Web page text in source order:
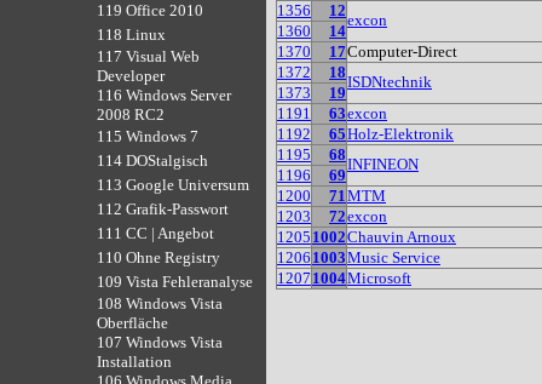
119 Office 2010
118 Linux
117 Visual Web
Developer
116 Windows Server
2008 RC2
115 Windows 7
114 DOStalgisch
113 Google Universum
112 Grafik-Passwort
111 CC | Angebot
110 Ohne Registry
109 Vista Fehleranalyse
108 Windows Vista
Oberfläche
107 Windows Vista
Installation
1356
12
excon
1360
14
1370
17Computer-Direct
1372
18
ISDNtechnik
1373
19
1191
63excon
1192
65Holz-Elektronik
1195
68
INFINEON
1196
69
1200
71MTM
1203
72excon
1205 1002Chauvin Arnoux
1206 1003Music Service
1207 1004Microsoft